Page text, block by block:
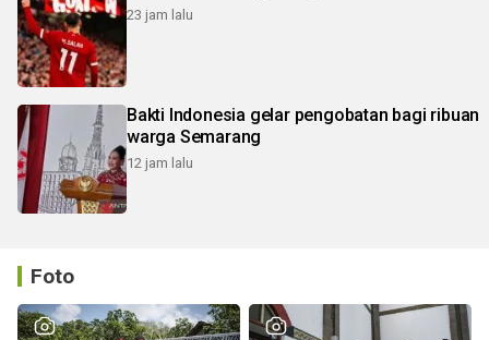
23 jam lalu
Bakti Indonesia gelar pengobatan bagi ribuan
warga Semarang
12 jam lalu
Foto